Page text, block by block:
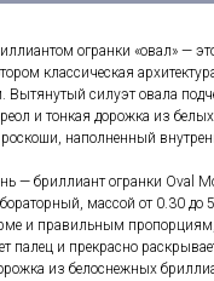
огранки «овал» —
классическая
Вытянутый силуэт овала
и тонкая дорожка из
наполненный
— бриллиант огранки Oval
массой от 0.30 до
и правильным
палец и прекрасно
из белоснежных